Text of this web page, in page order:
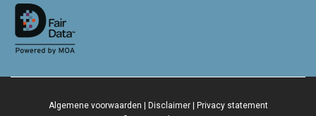
Algemene voorwaarden Disclaimer|
Privacy statement